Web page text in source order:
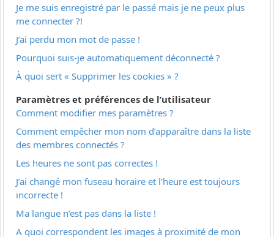
Je me suis enregistré par le passé mais je ne peux plus
me connecter ?!
J’ai perdu mon mot de passe !
Pourquoi suis-je automatiquement déconnecté ?
À quoi sert « Supprimer les cookies » ?
Paramètres et préférences de l’utilisateur
Comment modifier mes paramètres ?
Comment empêcher mon nom d’apparaître dans la liste
des membres connectés ?
Les heures ne sont pas correctes !
J’ai changé mon fuseau horaire et l’heure est toujours
incorrecte !
Ma langue n’est pas dans la liste !
A quoi correspondent les images à proximité de mon